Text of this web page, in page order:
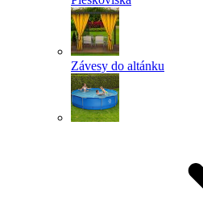
Závesy do altánku